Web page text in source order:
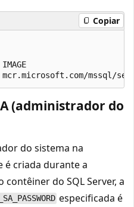
Copiar
IMAGE
(administrador do
do sistema na
é criada durante a
do SQL Server, a
especificada é